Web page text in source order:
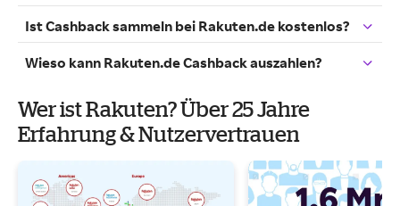
Ist Cashback sammeln bei Rakuten.de kostenlos?
Wieso kann Rakuten.de Cashback auszahlen?
Wer ist Rakuten? Über 25 Jahre
Erfahrung & Nutzervertrauen